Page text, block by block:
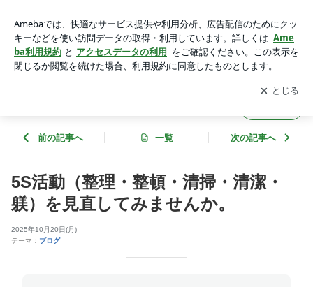
か。 | 清掃魂スタッフの 清掃奮闘日記
アプリをダウンロードして ブログの更新通知
を受け取りまし
ょう。
開く
前の記事へ 一覧 次の記事へ
5S活動（整理・整頓・清掃・清潔・
躾）を見直してみませんか。
2025年10月20日(月)
テーマ： ブログ